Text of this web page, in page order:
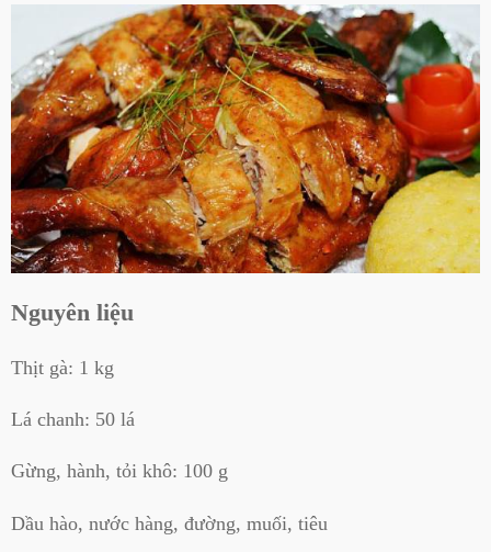
Nguyên liệu
Thịt gà: 1 kg
Lá chanh: 50 lá
Gừng, hành, tỏi khô: 100 g
Dầu hào, nước hàng, đường, muối, tiêu